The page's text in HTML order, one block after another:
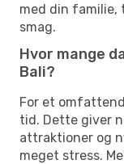
med din familie,
smag.
Hvor mange
Bali?
For et
tid. Dette giver
attraktioner og
meget stress.